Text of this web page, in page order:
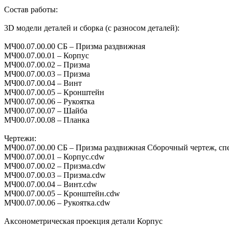
Состав работы:
3D модели деталей и сборка (с разносом деталей):
МЧ00.07.00.00 СБ – Призма раздвижная
МЧ00.07.00.01 – Корпус
МЧ00.07.00.02 – Призма
МЧ00.07.00.03 – Призма
МЧ00.07.00.04 – Винт
МЧ00.07.00.05 – Кронштейн
МЧ00.07.00.06 – Рукоятка
МЧ00.07.00.07 – Шайба
МЧ00.07.00.08 – Планка
Чертежи:
МЧ00.07.00.00 СБ – Призма раздвижная Сборочный чертеж,
МЧ00.07.00.01 – Корпус.cdw
МЧ00.07.00.02 – Призма.cdw
МЧ00.07.00.03 – Призма.cdw
МЧ00.07.00.04 – Винт.cdw
МЧ00.07.00.05 – Кронштейн.cdw
МЧ00.07.00.06 – Рукоятка.cdw
Аксонометрическая проекция детали Корпус